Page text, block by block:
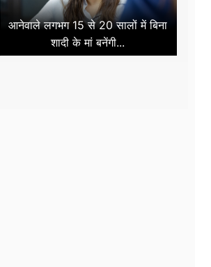
आनेवाले लगभग 15 से 20 सालों में बिना
शादी के मां बनेंगी...